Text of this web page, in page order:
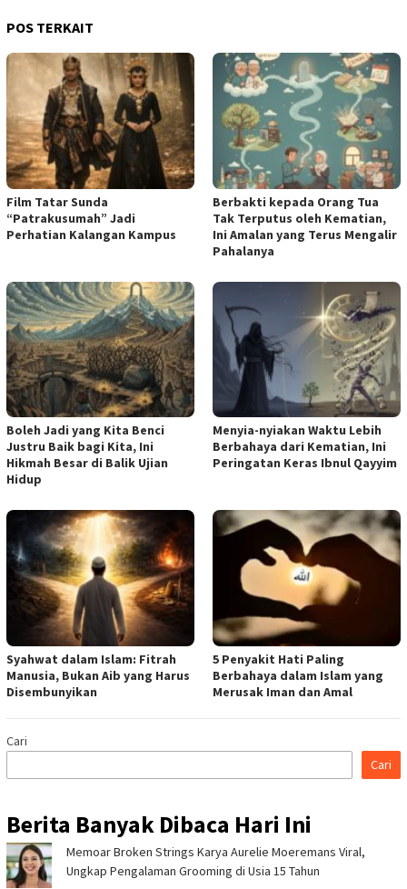
POS TERKAIT
Film Tatar Sunda
“Patrakusumah” Jadi
Perhatian Kalangan Kampus
Berbakti kepada Orang Tua
Tak Terputus oleh Kematian,
Ini Amalan yang Terus Mengalir
Pahalanya
Boleh Jadi yang Kita Benci
Justru Baik bagi Kita, Ini
Hikmah Besar di Balik Ujian
Hidup
Menyia-nyiakan Waktu Lebih
Berbahaya dari Kematian, Ini
Peringatan Keras Ibnul Qayyim
Syahwat dalam Islam: Fitrah
Manusia, Bukan Aib yang Harus
Disembunyikan
5 Penyakit Hati Paling
Berbahaya dalam Islam yang
Merusak Iman dan Amal
Cari
Cari
Berita Banyak Dibaca Hari Ini
Memoar Broken Strings Karya Aurelie Moeremans Viral,
Ungkap Pengalaman Grooming di Usia 15 Tahun